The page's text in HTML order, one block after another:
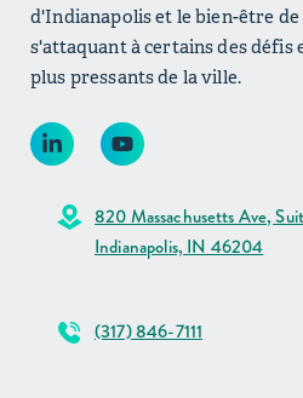
d'Indianapolis et le bien-être de
s'attaquant à certains des défis
plus pressants de la ville.
820 Massachusetts Ave,
Indianapolis, IN 46204
(317) 846-7111